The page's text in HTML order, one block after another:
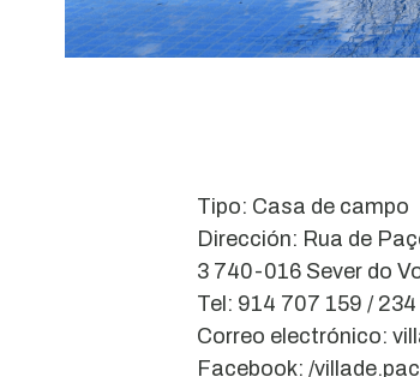
Tipo: Casa de campo
Dirección: Rua de
3 740-016 Sever do
Tel: 914 707 159 / 234
Correo electrónico:
Facebook: /